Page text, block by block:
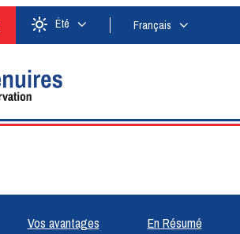
Été Français
Vos avantages En Résumé